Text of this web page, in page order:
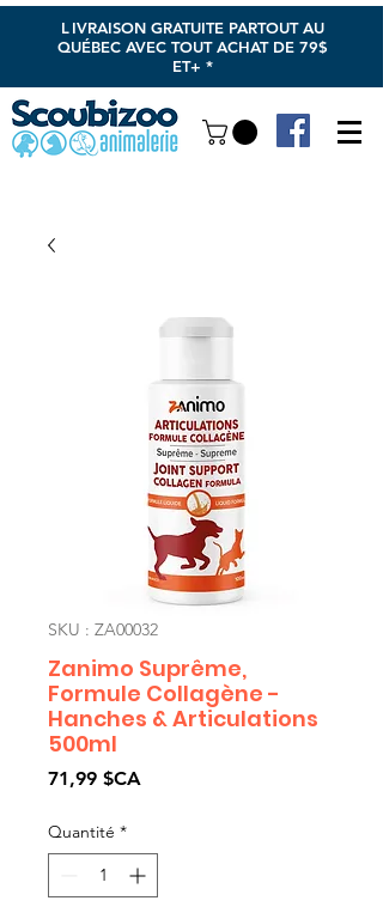
LIVRAISON GRATUITE PARTOUT AU
QUÉBEC AVEC TOUT ACHAT DE 79$
ET+ *
SKU : ZA00032
Zanimo Suprême,
Formule Collagène -
Hanches & Articulations
500ml
71,99 $CA
Quantité *